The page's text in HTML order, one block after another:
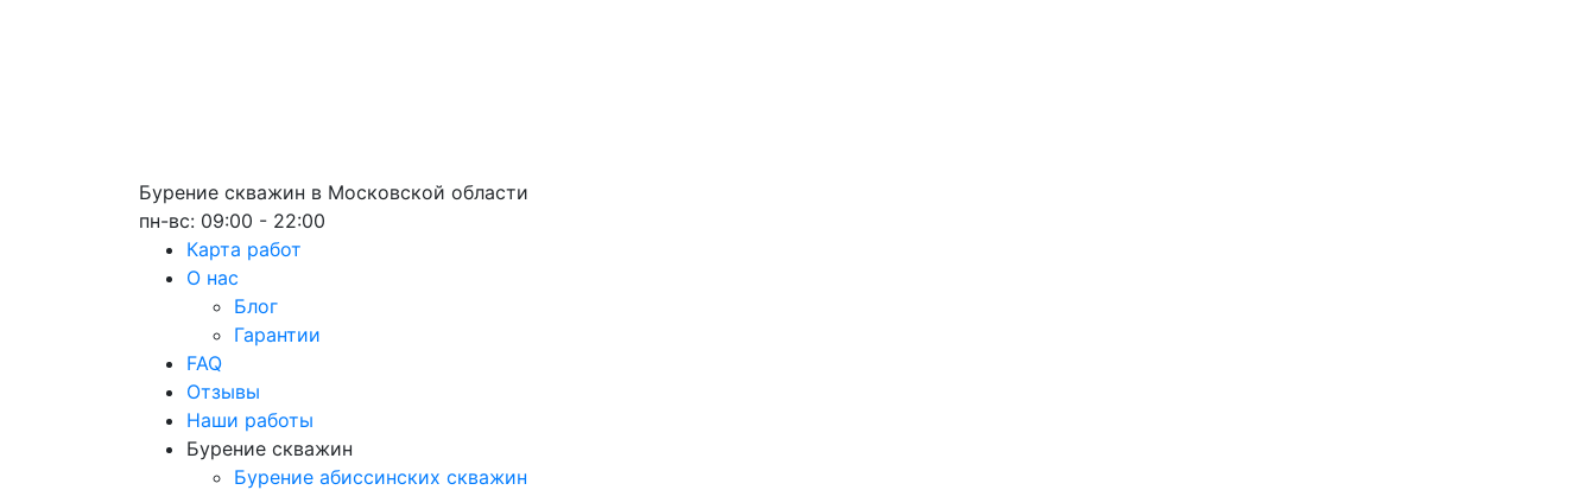
Бурение скважин в Московской области
пн-вс: 09:00 - 22:00
Карта работ
О нас
Блог
Гарантии
FAQ
Отзывы
Наши работы
Бурение скважин
Бурение абиссинских скважин